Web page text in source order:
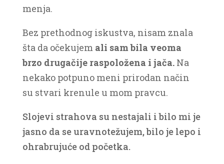
menja.
Bez prethodnog iskustva, nisam znala
šta da očekujem ali sam bila veoma
brzo drugačije raspoložena i jača.Na
nekako potpuno meni prirodan način
su stvari krenule u mom pravcu.
Slojevi strahova su nestajali i bilo mi je
jasno da se uravnotežujem, bilo je lepo i
ohrabrujuće od početka.